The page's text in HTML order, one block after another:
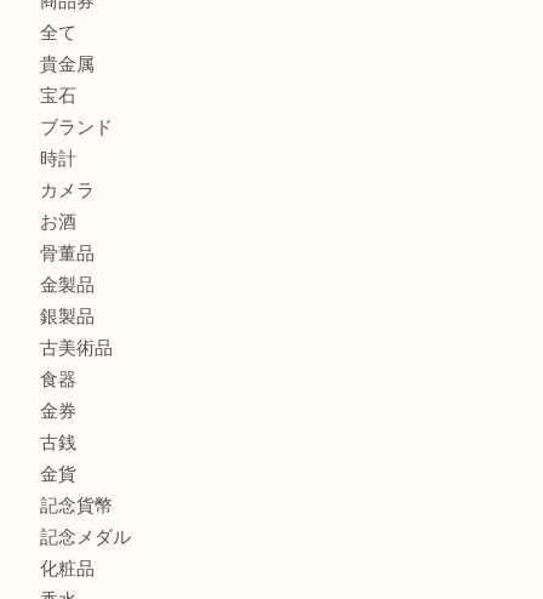
商品券
全て
貴金属
宝石
ブランド
時計